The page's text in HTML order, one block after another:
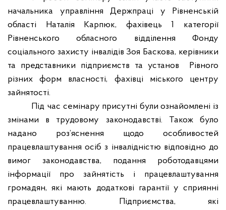
начальника управління
Держпраці
у Рівненській
області Наталія
Карпюк, фахівець 1 категорії
Рівненського обласного відділення Фонду
соціального захисту інвалідів Зоя Баскова, керівники
та представники підприємств та установ
Рівного
різних форм власності, фахівці міського центру
зайнятості.
Під час семінару присутні були ознайомлені із
змінами в трудовому законодавстві. Також було
надано роз’яснення щодо особливостей
працевлаштування осіб з інвалідністю відповідно до
вимог законодавства, подання роботодавцями
інформації про зайнятість і працевлаштування
громадян, які мають додаткові гарантії у сприянні
працевлаштуванню. Підприємства, які